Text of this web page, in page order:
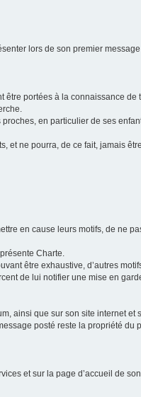
lors de son premier
être portées à la connaissance
en particulier de ses
et ne pourra, de ce fait, jamais
en cause leurs motifs, de ne
Charte.
être exhaustive, d’autres
de lui notifier une mise en
ainsi que sur son site internet et
posté reste la propriété du
et sur la page d’accueil de